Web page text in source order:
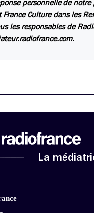
personnelle de
Culture dans les
les responsables de
La